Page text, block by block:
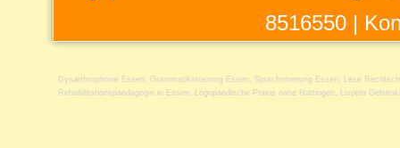
8516550 |
Dysarthrophonie Essen Grammatikstoerung Essen Sprachstoerung Essen
Lese
Rehabilitationspaedagogin in Essen
Logopaedische Praxis nahe Hattingen Lispeln